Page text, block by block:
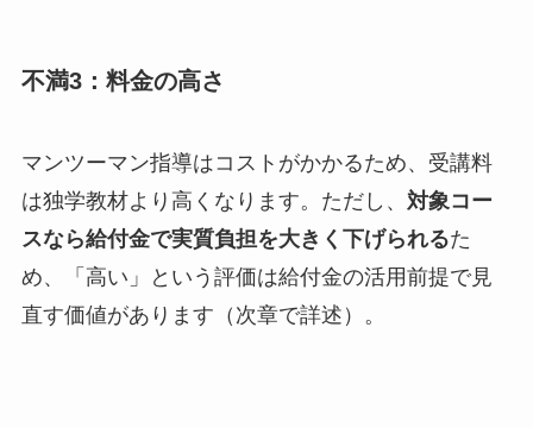
不満3：料金の高さ
マンツーマン指導はコストがかかるため、受講料
は独学教材より高くなります。ただし、 対象コー
スなら給付金で実質負担を大きく下げられるた
め、「高い」という評価は給付金の活用前提で見
直す価値があります（次章で詳述）。